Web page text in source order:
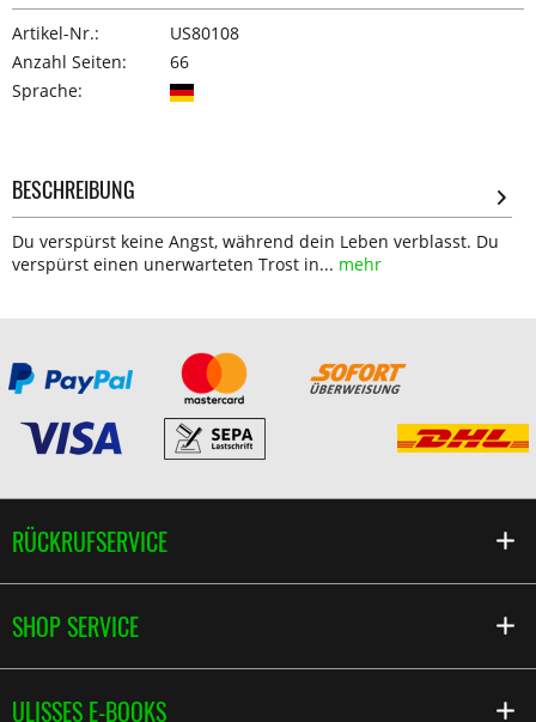
Artikel-Nr.:
US80108
Anzahl Seiten:
66
Sprache:
BESCHREIBUNG
Du verspürst keine Angst, während dein Leben verblasst. Du
verspürst einen unerwarteten Trost in... mehr
RÜCKRUFSERVICE
SHOP SERVICE
ULISSES E-BOOKS